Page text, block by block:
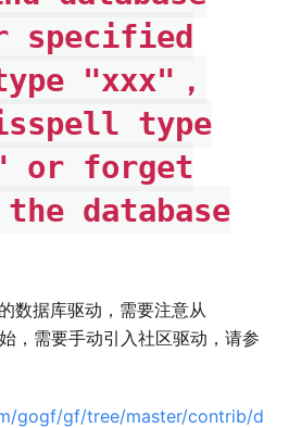
specified
"xxx"，
type
or forget
database
数据库驱动，需要注意从
，需要手动引入社区驱动，请参
gogf/gf/tree/master/contrib/d